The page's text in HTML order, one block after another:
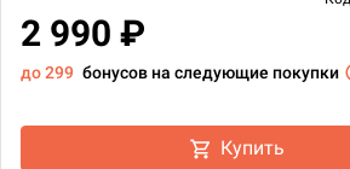
2 990 ₽
до 299 бонусов на следующие покупки
Купить